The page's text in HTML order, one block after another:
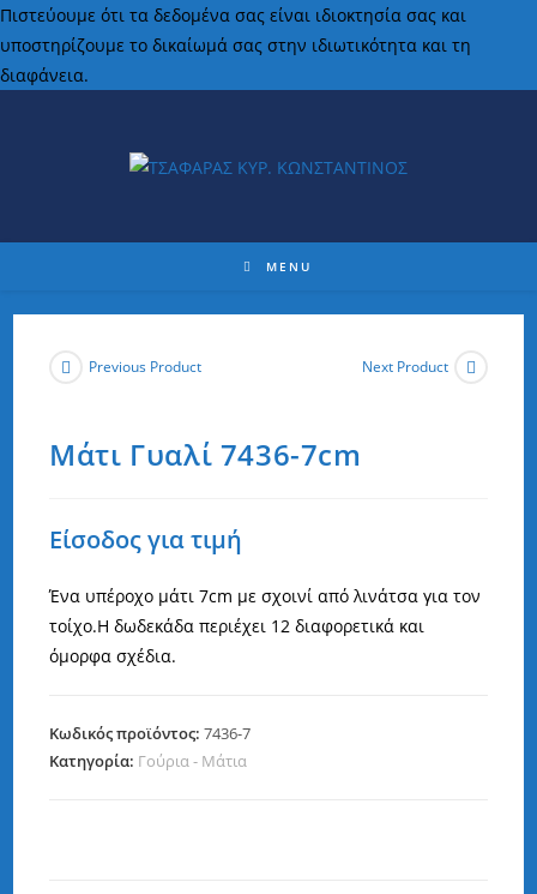
Πιστεύουμε ότι τα δεδομένα σας είναι ιδιοκτησία σας και
υποστηρίζουμε το δικαίωμά σας στην ιδιωτικότητα και τη
διαφάνεια.
MENU
Previous Product Next Product
Μάτι Γυαλί 7436-7cm
Είσοδος για τιμή
Ένα υπέροχο μάτι 7cm με σχοινί από λινάτσα για τον
τοίχο.Η δωδεκάδα περιέχει 12 διαφορετικά και
όμορφα σχέδια.
Κωδικός προϊόντος:7436-7
Κατηγορία: Γούρια - Μάτια